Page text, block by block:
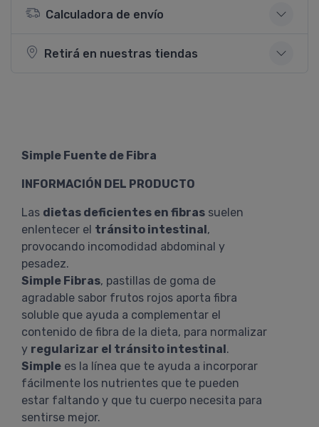
Calculadora de envío
Retirá en nuestras tiendas
Simple Fuente de Fibra
INFORMACIÓN DEL PRODUCTO
Las dietas deficientes en fibras suelen
enlentecer el tránsito intestinal,
provocando incomodidad abdominal y
pesadez.
Simple Fibras, pastillas de goma de
agradable sabor frutos rojos aporta fibra
soluble que ayuda a complementar el
contenido de fibra de la dieta, para normalizar
y regularizar el tránsito intestinal.
Simple es la línea que te ayuda a incorporar
fácilmente los nutrientes que te pueden
estar faltando y que tu cuerpo necesita para
sentirse mejor.